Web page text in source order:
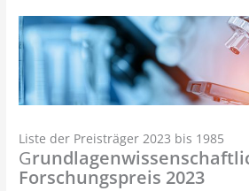
Liste der Preisträger 2023 bis 1985
G
Forschungspreis 2023